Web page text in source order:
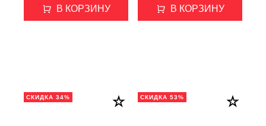
В КОРЗИНУ В КОРЗИНУ
СКИДКА 34% СКИДКА 53%